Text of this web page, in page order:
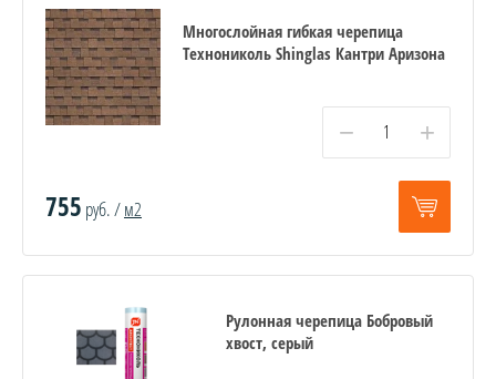
Многослойная гибкая черепица
Технониколь Shinglas Кантри Аризона
− +
755 руб. /м2
Рулонная черепица Бобровый
хвост, серый